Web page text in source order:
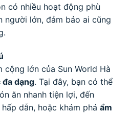
có nhiều hoạt động phù
người lớn, đảm bảo ai cũng
lớn của Sun World Hà
dạng. Tại đây, bạn có thể
ăn nhanh tiện lợi, đến
dẫn, hoặc khám phá ẩm